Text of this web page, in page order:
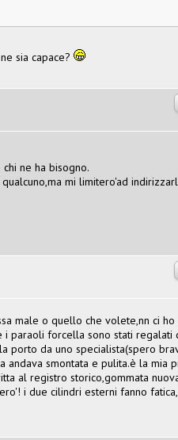
sia capace?
ne ha bisogno.
mi limitero'ad
male o quello che volete,nn ci ho
paraoli forcella sono stati regalati
porto da uno specialista(spero
smontata e pulita.è la mia
al registro storico,gommata
i due cilindri esterni fanno